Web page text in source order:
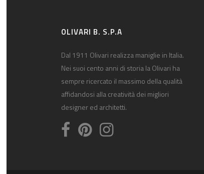
OLIVARI B. S.P.A
Dal 1911 Olivari realizza maniglie in Italia.
Nei suoi cento anni di storia la Olivari ha
sempre ricercato il massimo della qualità
affidandosi alla creatività dei migliori
designer ed architetti.